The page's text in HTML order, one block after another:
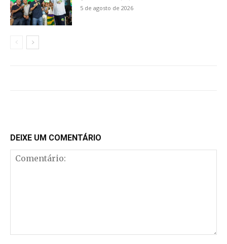
5 de agosto de 2026
DEIXE UM COMENTÁRIO